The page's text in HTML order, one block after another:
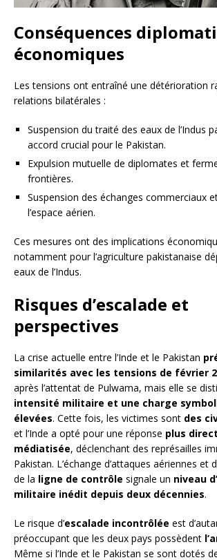
Conséquences
économiques
Les tensions ont entraîné une détérioration
relations bilatérales :
Suspension du traité des eaux de l’Indus
accord crucial pour le Pakistan.
Expulsion mutuelle de diplomates et
frontières.
Suspension des échanges commerciaux
l’espace aérien.
Ces mesures ont des implications
notamment pour l’agriculture pakistanaise
eaux de l’Indus.
Risques d’escalade et
perspectives
La crise actuelle entre l’Inde et le Pakistan
similarités avec les tensions de février
après l’attentat de Pulwama, mais elle se
intensité militaire et une charge
élevées. Cette fois, les victimes sont des
et l’Inde a opté pour une réponse plus
médiatisée, déclenchant des représailles
Pakistan. L’échange d’attaques aériennes et
de la ligne de contrôle signale un niveau
militaire inédit depuis deux décennies.
Le risque d’escalade incontrôlée est
préoccupant que les deux pays possèdent
Même si l’Inde et le Pakistan se sont dotés